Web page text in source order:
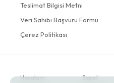
Teslimat Bilgisi Metni
Veri Sahibi Başvuru Formu
Çerez Politikası
Hesabım
Sepet